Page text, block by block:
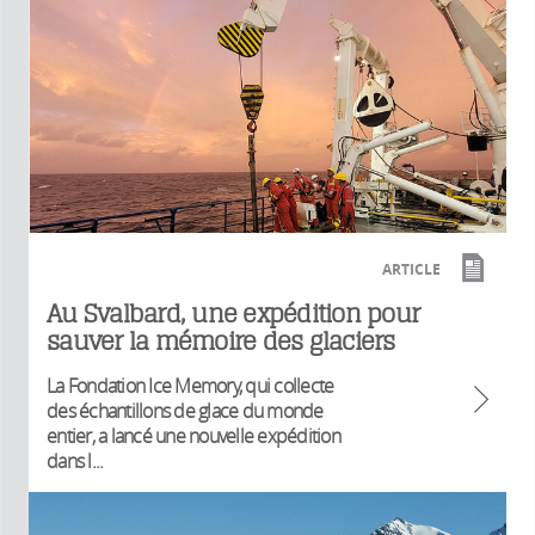
ARTICLE
Au Svalbard, une expédition pour
sauver la mémoire des glaciers
La Fondation Ice Memory, qui collecte
des échantillons de glace du monde
entier, a lancé une nouvelle expédition
dans l...